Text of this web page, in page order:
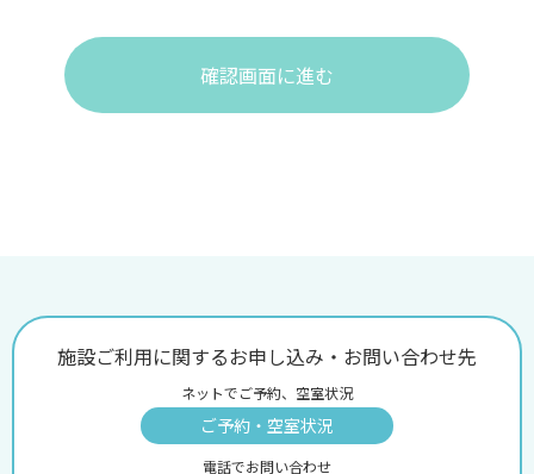
確認画面に進む
施設ご利用に関するお申し込み・お問い合わせ先
ネットでご予約、空室状況
ご予約・空室状況
電話でお問い合わせ